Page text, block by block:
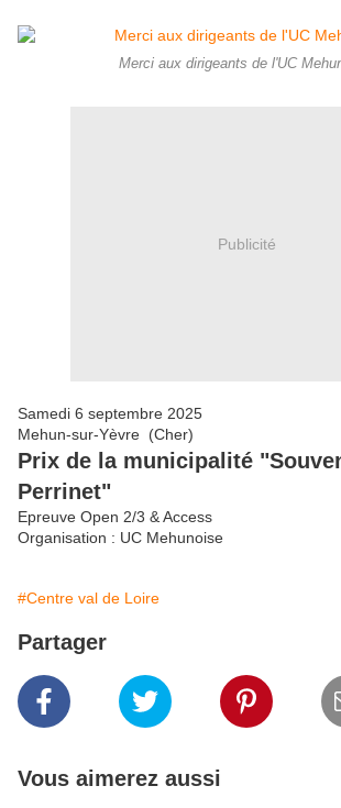
Merci aux dirigeants de l'UC
Publicité
Samedi 6 septembre 2025
Mehun-sur-Yèvre (Cher)
Prix de la municipalité
Perrinet"
Epreuve Open 2/3 & Access
Organisation : UC Mehunoise
#Centre val de Loire
Partager
Vous aimerez aussi